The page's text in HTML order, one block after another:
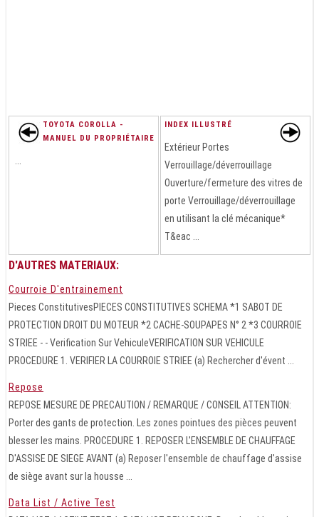
TOYOTA COROLLA -
MANUEL DU PROPRIÉTAIRE
INDEX ILLUSTRÉ
Extérieur Portes
Verrouillage/déverrouillage
Ouverture/fermeture des vitres de
porte Verrouillage/déverrouillage
en utilisant la clé mécanique*
T&eac ...
D'AUTRES MATERIAUX:
Courroie D'entrainement
Pieces ConstitutivesPIECES CONSTITUTIVES SCHEMA *1 SABOT DE
PROTECTION DROIT DU MOTEUR *2 CACHE-SOUPAPES N° 2 *3 COURROIE
STRIEE - - Verification Sur VehiculeVERIFICATION SUR VEHICULE
PROCEDURE 1. VERIFIER LA COURROIE STRIEE (a) Rechercher d'évent ...
Repose
REPOSE MESURE DE PRECAUTION / REMARQUE / CONSEIL ATTENTION:
Porter des gants de protection. Les zones pointues des pièces peuvent
blesser les mains. PROCEDURE 1. REPOSER L'ENSEMBLE DE CHAUFFAGE
D'ASSISE DE SIEGE AVANT (a) Reposer l'ensemble de chauffage d'assise
de siège avant sur la housse ...
Data List / Active Test